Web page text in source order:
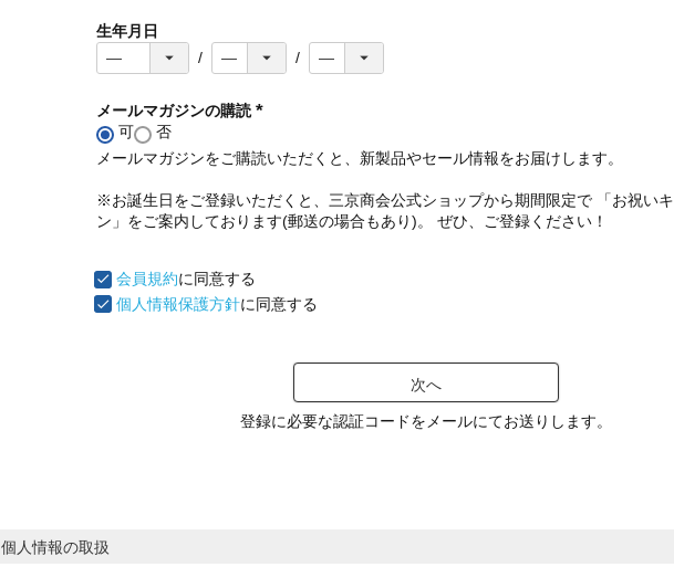
生年月日
メールマガジンの購読
必
)
可
否
メールマガジンをご購読いただくと、新製品やセール情報をお届けします。
※お誕生日をご登録いただくと、三京商会公式ショップから期間限定で 「お祝い
ン」をご案内しております(郵送の場合もあり)。 ぜひ、ご登録ください！
会員規約に同意する
個人情報保護方針に同意する
次へ
登録に必要な認証コードをメールにてお送りします。
個人情報の取扱